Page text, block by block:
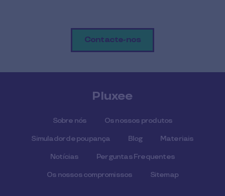
Contacte-nos
Pluxee
Sobre nós Os nossos produtos
Simulador de poupança Blog Materiais
Notícias Perguntas Frequentes
Os nossos compromissos Sitemap